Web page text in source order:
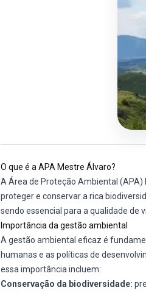
O que é a APA Mestre Álvaro?
A Área de Proteção Ambiental
proteger e conservar a rica
sendo essencial para a qualidade de
Importância da gestão ambiental
A gestão ambiental eficaz é
humanas e as políticas de
essa importância incluem:
Conservação da biodiversidade: